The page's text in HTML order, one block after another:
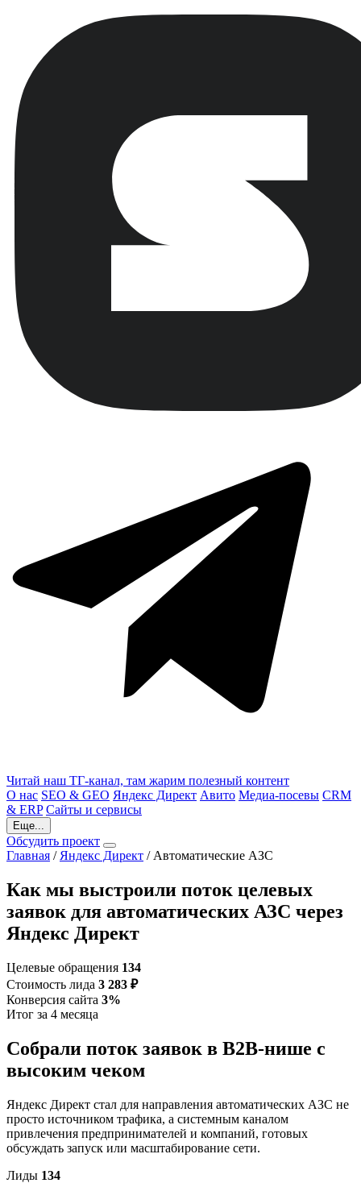
Читай наш ТГ-канал, там жарим полезный контент
О нас SEO & GEO Яндекс Директ Авито Медиа-посевы CRM
& ERP Сайты и сервисы
Еще...
Обсудить проект
Главная / Яндекс Директ / Автоматические АЗС
Как мы выстроили поток целевых
заявок для автоматических АЗС через
Яндекс Директ
Целевые обращения 134
Стоимость лида 3 283 ₽
Конверсия сайта 3%
Итог за 4 месяца
Собрали поток заявок в B2B-нише с
высоким чеком
Яндекс Директ стал для направления автоматических АЗС не
просто источником трафика, а системным каналом
привлечения предпринимателей и компаний, готовых
обсуждать запуск или масштабирование сети.
Лиды 134